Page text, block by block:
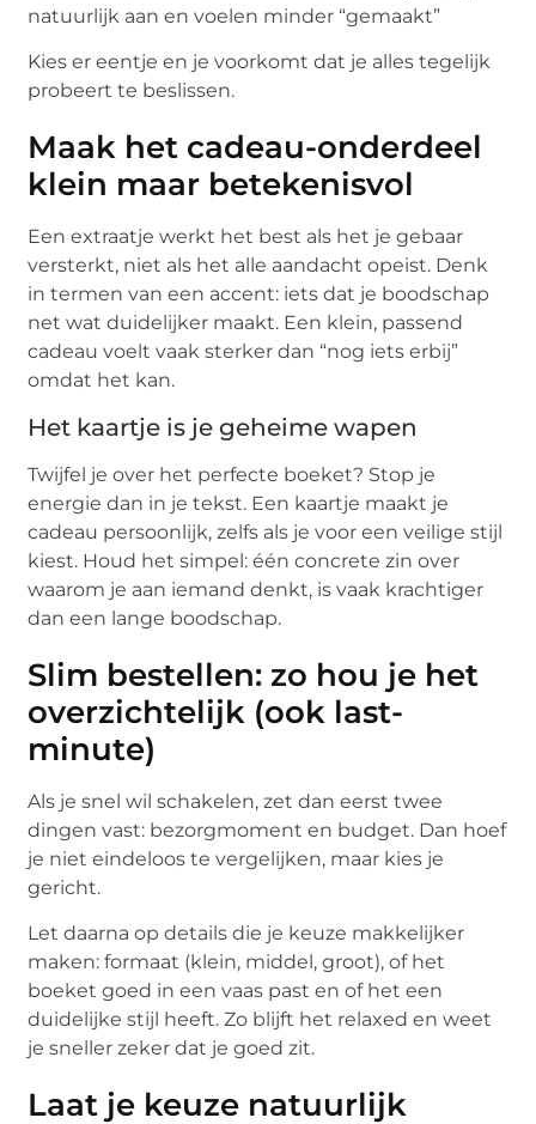
natuurlijk aan en voelen minder “gemaakt”
Kies er eentje en je voorkomt dat je alles tegelijk
probeert te beslissen.
Maak het cadeau-onderdeel
klein maar betekenisvol
Een extraatje werkt het best als het je gebaar
versterkt, niet als het alle aandacht opeist. Denk
in termen van een accent: iets dat je boodschap
net wat duidelijker maakt. Een klein, passend
cadeau voelt vaak sterker dan “nog iets erbij”
omdat het kan.
Het kaartje is je geheime wapen
Twijfel je over het perfecte boeket? Stop je
energie dan in je tekst. Een kaartje maakt je
cadeau persoonlijk, zelfs als je voor een veilige stijl
kiest. Houd het simpel: één concrete zin over
waarom je aan iemand denkt, is vaak krachtiger
dan een lange boodschap.
Slim bestellen: zo hou je het
overzichtelijk (ook last-
minute)
Als je snel wil schakelen, zet dan eerst twee
dingen vast: bezorgmoment en budget. Dan hoef
je niet eindeloos te vergelijken, maar kies je
gericht.
Let daarna op details die je keuze makkelijker
maken: formaat (klein, middel, groot), of het
boeket goed in een vaas past en of het een
duidelijke stijl heeft. Zo blijft het relaxed en weet
je sneller zeker dat je goed zit.
Laat je keuze natuurlijk